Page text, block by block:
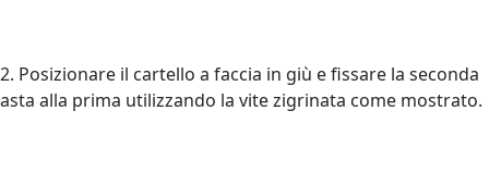
2. Posizionare il cartello a faccia in giù e fissare la seconda
asta alla prima utilizzando la vite zigrinata come mostrato.